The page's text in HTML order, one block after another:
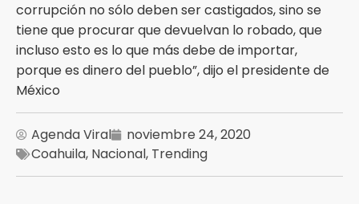
corrupción no sólo deben ser castigados, sino se
tiene que procurar que devuelvan lo robado, que
incluso esto es lo que más debe de importar,
porque es dinero del pueblo”, dijo el presidente de
México
Agenda Viral
noviembre 24, 2020
Coahuila, Nacional, Trending